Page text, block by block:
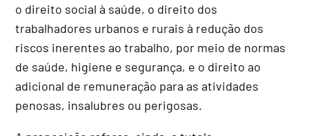
o direito social à saúde, o direito dos
trabalhadores urbanos e rurais à redução dos
riscos inerentes ao trabalho, por meio de normas
de saúde, higiene e segurança, e o direito ao
adicional de remuneração para as atividades
penosas, insalubres ou perigosas.